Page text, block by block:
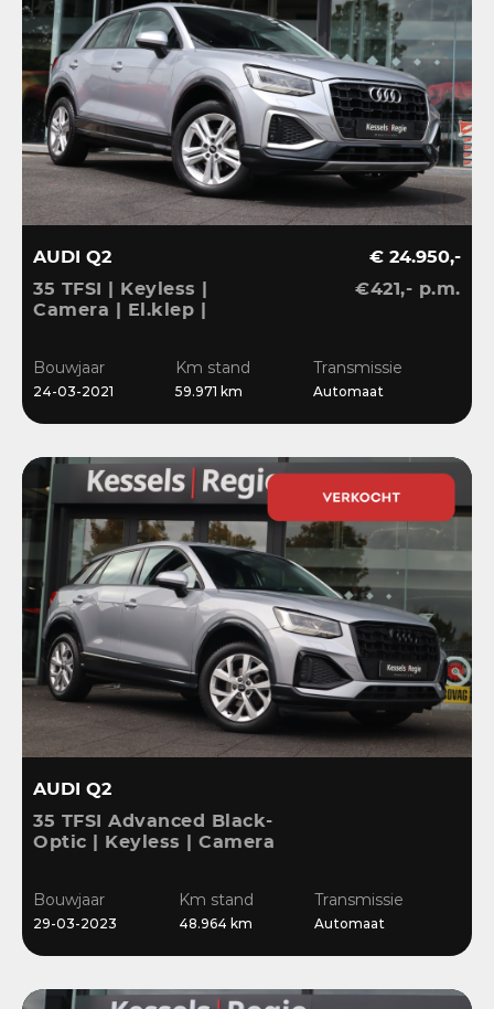
AUDI Q2
35 TFSI | Keyless |
Camera | El.klep |
€ 24.950,-
€421,- p.m.
Bouwjaar
24-03-2021
Km stand
59.971 km
Transmissie
Automaat
AUDI Q2
35 TFSI Advanced Black-
Optic | Keyless | Camera
Sensoren | DAB
Bouwjaar
29-03-2023
Km stand
48.964 km
Transmissie
Automaat